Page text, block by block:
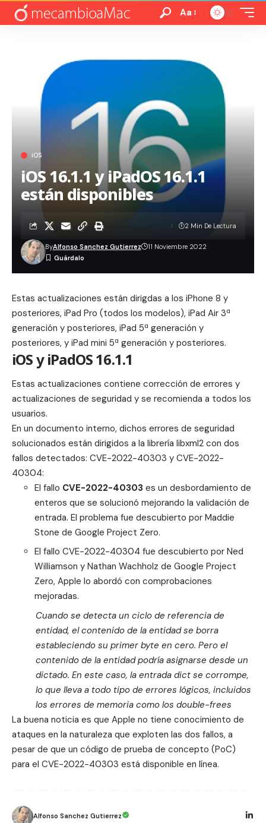
Aa
iOS
iOS 16.1.1 y iPadOS 16.1.1
están disponibles
ByAlfonso Sanchez Gutierrez 11 Noviembre 2022
2 Min De Lectura
Estas actualizaciones están dirigdas a los iPhone 8 y
posteriores, iPad Pro (todos los modelos), iPad Air 3ª
generación y posteriores, iPad 5ª generación y
posteriores, y iPad mini 5ª generación y posteriores.
iOS y iPadOS 16.1.1
Estas actualizaciones contiene corrección de errores y
actualizaciones de seguridad y se recomienda a todos los
usuarios.
En un documento interno, dichos errores de seguridad
solucionados están dirigidos a la librería libxml2 con dos
fallos detectados: CVE-2022-40303 y CVE-2022-
40304:
El fallo CVE-2022-40303 es un desbordamiento de
enteros que se solucionó mejorando la validación de
entrada. El problema fue descubierto por Maddie
Stone de Google Project Zero.
El fallo CVE-2022-40304 fue descubierto por Ned
Williamson y Nathan Wachholz de Google Project
Zero, Apple lo abordó con comprobaciones
mejoradas.
Cuando se detecta un ciclo de referencia de
entidad, el contenido de la entidad se borra
estableciendo su primer byte en cero. Pero el
contenido de la entidad podría asignarse desde un
dictado. En este caso, la entrada dict se corrompe,
lo que lleva a todo tipo de errores lógicos, incluidos
los errores de memoria como los double-frees
La buena noticia es que Apple no tiene conocimiento de
ataques en la naturaleza que exploten las dos fallos, a
pesar de que un código de prueba de concepto (PoC)
para el CVE-2022-40303 está disponible en línea.
Alfonso Sanchez Gutierrez